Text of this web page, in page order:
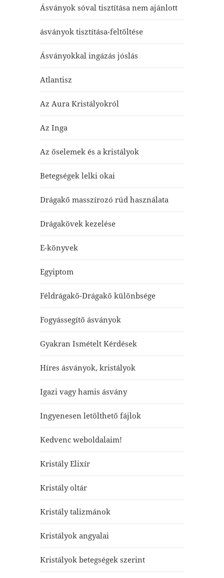
Ásványok sóval tisztítása nem ajánlott
ásványok tisztítása-feltöltése
Ásványokkal ingázás jóslás
Atlantisz
Az Aura Kristályokról
Az Inga
Az őselemek és a kristályok
Betegségek lelki okai
Drágakő masszírozó rúd használata
Drágakövek kezelése
E-könyvek
Egyiptom
Féldrágakő-Drágakő különbsége
Fogyássegítő ásványok
Gyakran Ismételt Kérdések
Híres ásványok, kristályok
Igazi vagy hamis ásvány
Ingyenesen letölthető fájlok
Kedvenc weboldalaim!
Kristály Elixír
Kristály oltár
Kristály talizmánok
Kristályok angyalai
Kristályok betegségek szerint